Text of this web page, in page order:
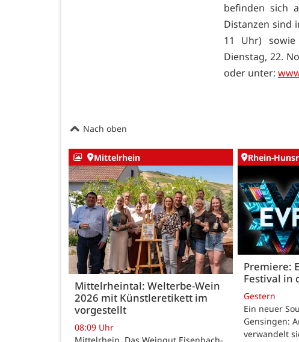
befinden sich
Distanzen sind
11 Uhr)
Dienstag, 22.
oder unter:
Nach oben
Mittelrhein
Mittelrheintal: Welterbe-Wein
2026 mit Künstleretikett im
vorgestellt
08:09 Uhr
Rhein-
Premiere:
Festival in
Gestern
Ein neuer
Gensingen:
verwandelt